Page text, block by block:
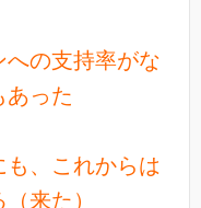
への支持率がな
あった
も、これからは
来た）